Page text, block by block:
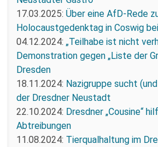
17.03.2025: Über eine AfD-Rede
Holocaustgedenktag in Coswig
04.12.2024: „Teilhabe ist nicht
Demonstration gegen „Liste der
Dresden
18.11.2024: Nazigruppe sucht
der Dresdner Neustadt
22.10.2024: Dresdner „Cousine“
Abtreibungen
11.08.2024: Tierqualhaltung im